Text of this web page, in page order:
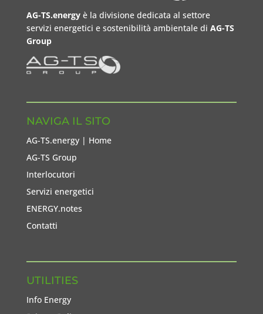
AG-TS.energyè la divisione dedicata al settore
servizi energetici e sostenibilità ambientale di AG-TS
Group
NAVIGA IL SITO
AG-TS.energy | Home
AG-TS Group
Interlocutori
Servizi energetici
ENERGY.notes
Contatti
UTILITIES
Info Energy